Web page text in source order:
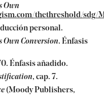
Own
thethreshold/sdg/
personal.
Own Conversion. Énfasis
Énfasis añadido.
, cap. 7.
(Moody Publishers,